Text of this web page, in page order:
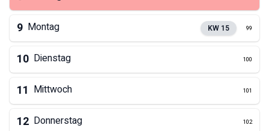
9 Montag KW 15 99
10 Dienstag 100
11 Mittwoch 101
12 Donnerstag 102